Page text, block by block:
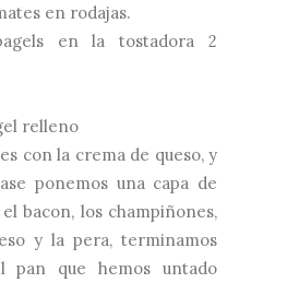
en rodajas.
en la tostadora 2
relleno
con la crema de queso, y
ponemos una capa de
bacon, los champiñones,
y la pera, terminamos
pan que hemos untado